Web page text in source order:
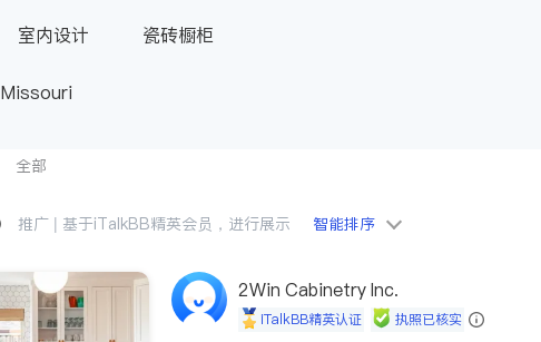
室内设计 瓷砖橱柜
Missouri
全部
推广 | 基于iTalkBB精英会员，进行展示 智能排序
2Win Cabinetry Inc.
iTalkBB精英认证 执照已核实